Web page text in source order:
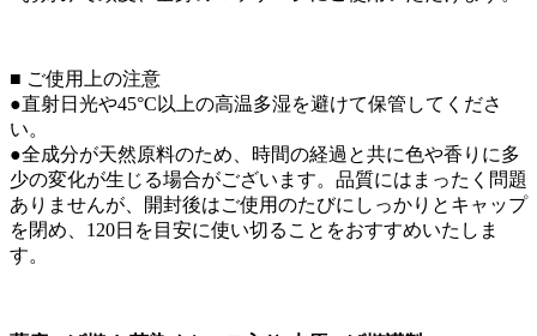
■ ご使用上の注意
●直射日光や45°C以上の高温多湿を避けて保管してくださ
い。
●全成分が天然原料のため、時間の経過と共に色や香りに多
少の変化が生じる場合がございます。品質にはまったく問題
ありませんが、開封後はご使用のたびにしっかりとキャップ
を閉め、120日を目安に使い切ることをおすすめいたしま
す。